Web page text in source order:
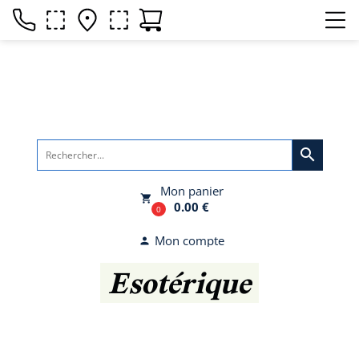
search
local_grocery_store
0
Mon panier
0.00 €
person Mon compte
Esotérique